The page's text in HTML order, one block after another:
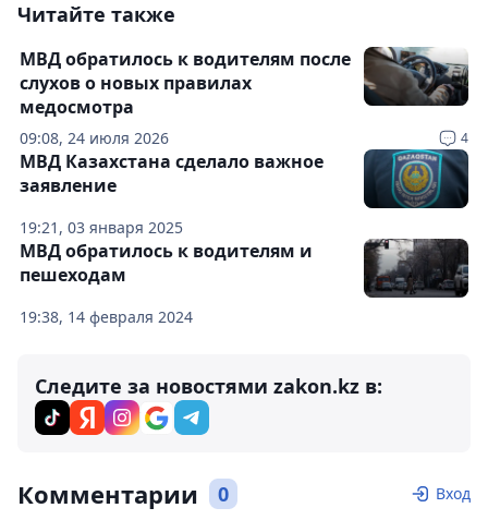
Читайте также
09:08, 24 июля 2026 4
МВД обратилось к водителям после
слухов о новых правилах
медосмотра
19:21, 03 января 2025
МВД Казахстана сделало важное
заявление
19:38, 14 февраля 2024
МВД обратилось к водителям и
пешеходам
Следите за новостями zakon.kz в:
Комментарии 0 Вход